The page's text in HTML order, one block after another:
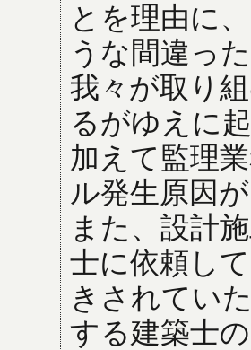
とを理由に
うな間違っ
我々が取り
るがゆえに
加えて監理
ル発生原因
また、設計
士に依頼し
きされてい
する建築士